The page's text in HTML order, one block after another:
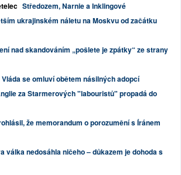
Středozem, Narnie a Inklingové
ukrajinském náletu na Moskvu od začátku
nad skandováním „pošlete je zpátky“ ze strany
se omluví obětem násilných adopcí
za Starmerových "labouristů" propadá do
že memorandum o porozumění s Íránem
válka nedosáhla ničeho – důkazem je dohoda s